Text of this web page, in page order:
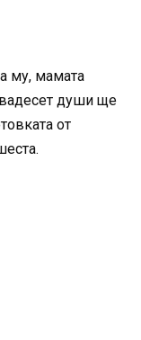
му, мамата
души ще
от